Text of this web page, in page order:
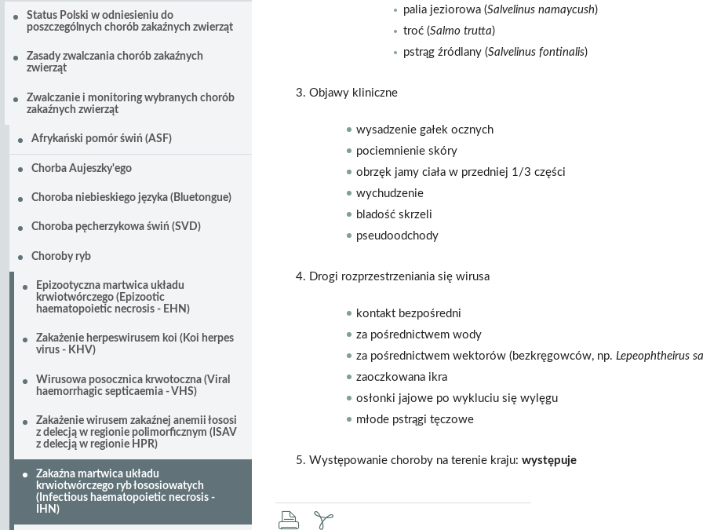
palia jeziorowa (Salvelinus namaycush)
troć (Salmo trutta)
pstrąg źródlany (Salvelinus fontinalis)
Objawy kliniczne
wysadzenie gałek ocznych
pociemnienie skóry
obrzęk jamy ciała w przedniej 1/3 części
wychudzenie
bladość skrzeli
pseudoodchody
Drogi rozprzestrzeniania się wirusa
kontakt bezpośredni
za pośrednictwem wody
za pośrednictwem wektorów (bezkręgowców, np. Lepeophtheirus
zaoczkowana ikra
osłonki jajowe po wykluciu się wylęgu
młode pstrągi tęczowe
Występowanie choroby na terenie kraju: występuje
drukujzapisz
Status Polski w odniesieniu do
poszczególnych chorób zakaźnych zwierząt
Zasady zwalczania chorób zakaźnych
zwierząt
Zwalczanie i monitoring wybranych chorób
zakaźnych zwierząt
Afrykański pomór świń (ASF)
Chorba Aujeszky'ego
Choroba niebieskiego języka (Bluetongue)
Choroba pęcherzykowa świń (SVD)
Choroby ryb
Epizootyczna martwica układu
krwiotwórczego (Epizootic
haematopoietic necrosis - EHN)
Zakażenie herpeswirusem koi (Koi herpes
virus - KHV)
Wirusowa posocznica krwotoczna (Viral
haemorrhagic septicaemia - VHS)
Zakażenie wirusem zakaźnej anemii łososi
z delecją w regionie polimorficznym (ISAV
z delecją w regionie HPR)
Zakaźna martwica układu
krwiotwórczego ryb łososiowatych
(Infectious haematopoietic necrosis -
IHN)